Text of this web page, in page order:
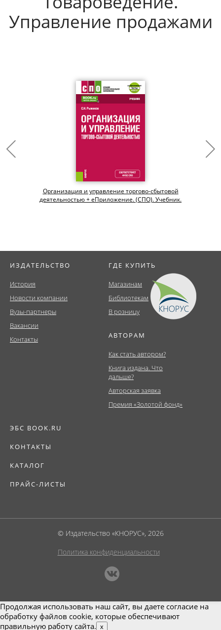
Управление продажами
Организация и управление торгово-сбытовой
деятельностью + еПриложение. (СПО). Учебник.
ИЗДАТЕЛЬСТВО
История
Новости компании
Вузы-партнеры
Вакансии
Контакты
ГДЕ КУПИТЬ
Магазинам
Библиотекам
В розницу
АВТОРАМ
Как стать автором?
Книга издана. Что
дальше?
Авторская заявка
Премия «Золотой фонд»
ЭБС BOOK.RU
КОНТАКТЫ
КАТАЛОГ
ПРАЙС-ЛИСТЫ
© Издательство «КНОРУС», 2026
Политика конфиденциальности
Продолжая использовать наш сайт, вы даете согласие на
обработку файлов cookie, которые обеспечивают
правильную работу сайта. x